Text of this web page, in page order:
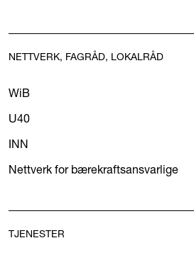
NETTVERK, FAGRÅD, LOKALRÅD
WiB
U40
INN
Nettverk for bærekraftsansvarlige
TJENESTER